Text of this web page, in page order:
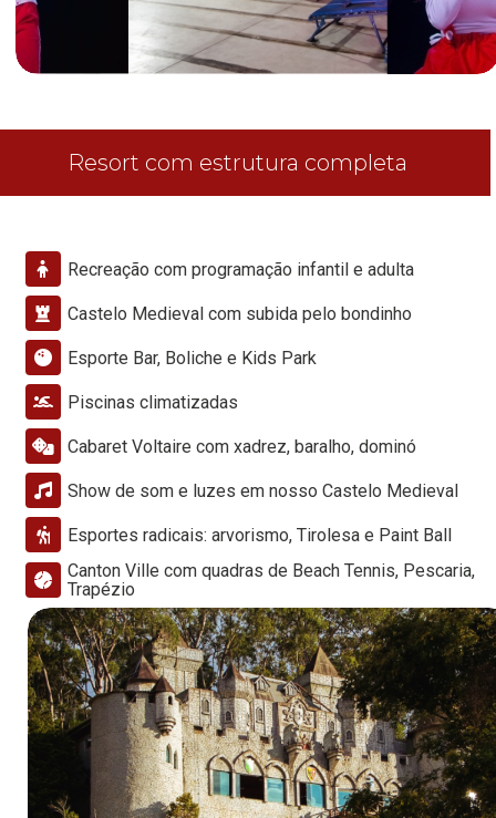
Resort com estrutura completa
Recreação com programação infantil e adulta
Castelo Medieval com subida pelo bondinho
Esporte Bar, Boliche e Kids Park
Piscinas climatizadas
Cabaret Voltaire com xadrez, baralho, dominó
Show de som e luzes em nosso Castelo Medieval
Esportes radicais: arvorismo, Tirolesa e Paint Ball
Canton Ville com quadras de Beach Tennis, Pescaria,
Trapézio